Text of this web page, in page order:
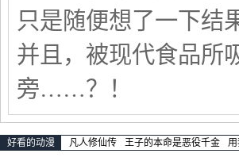
只是随便想了一下结
并且，被现代食品所
旁……？！
好看的动漫 凡人修仙传 王子的本命是恶役千金